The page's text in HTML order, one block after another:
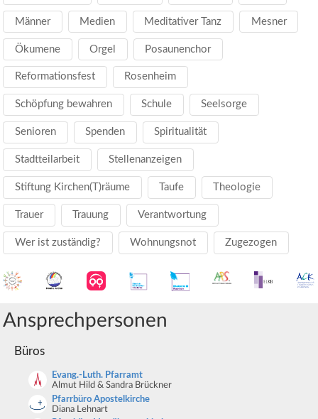
Männer Medien Meditativer Tanz Mesner
Ökumene Orgel Posaunenchor
Reformationsfest Rosenheim
Schöpfung bewahren Schule Seelsorge
Senioren Spenden Spiritualität
Stadtteilarbeit Stellenanzeigen
Stiftung Kirchen(T)räume Taufe Theologie
Trauer Trauung Verantwortung
Wer ist zuständig? Wohnungsnot Zugezogen
Ansprechpersonen
Büros
Evang.-Luth. Pfarramt
Almut Hild & Sandra Brückner
Pfarrbüro Apostelkirche
Diana Lehnart